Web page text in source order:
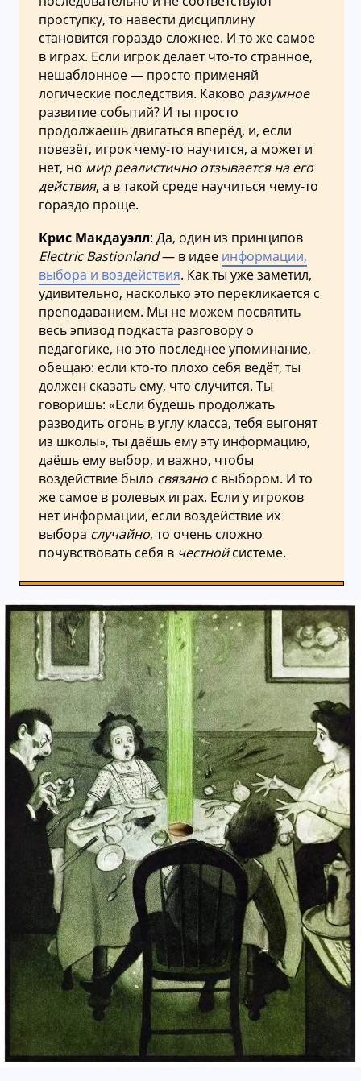
проступку, то навести дисциплину
становится гораздо сложнее. И то же самое
в играх. Если игрок делает что-то странное,
нешаблонное — просто применяй
логические последствия. Каково разумное
развитие событий? И ты просто
продолжаешь двигаться вперёд, и, если
повезёт, игрок чему-то научится, а может и
нет, но мир реалистично отзывается на его
действия, а в такой среде научиться чему-то
гораздо проще.
Крис Макдауэлл: Да, один из принципов
Electric Bastionland— в идее информации,
выбора и воздействия. Как ты уже заметил,
удивительно, насколько это перекликается с
преподаванием. Мы не можем посвятить
весь эпизод подкаста разговору о
педагогике, но это последнее упоминание,
обещаю: если кто-то плохо себя ведёт, ты
должен сказать ему, что случится. Ты
говоришь: «Если будешь продолжать
разводить огонь в углу класса, тебя выгонят
из школы», ты даёшь ему эту информацию,
даёшь ему выбор, и важно, чтобы
воздействие было связано с выбором. И то
же самое в ролевых играх. Если у игроков
нет информации, если воздействие их
выбора случайно, то очень сложно
почувствовать себя в честнойсистеме.